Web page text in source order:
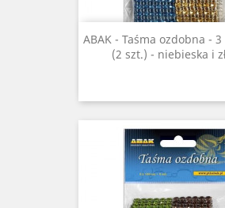
ABAK - Taśma ozdobna -
(2 szt.) - niebieska i